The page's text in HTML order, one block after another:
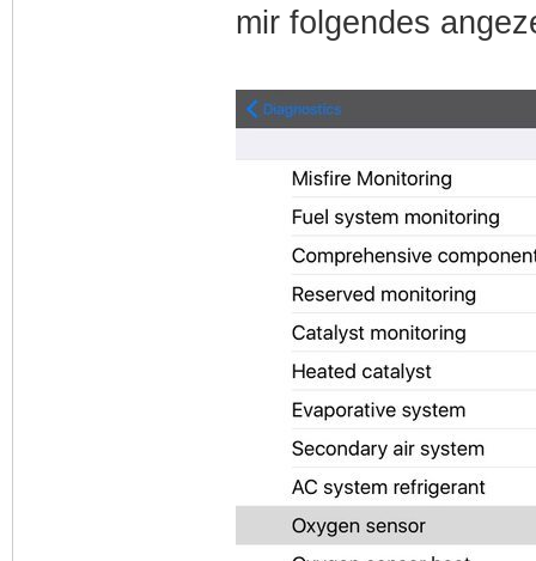
mir folgendes